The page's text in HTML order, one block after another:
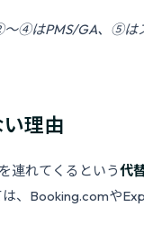
④はPMS/GA、⑤は
理由
連れてくるという代
、Booking.comや